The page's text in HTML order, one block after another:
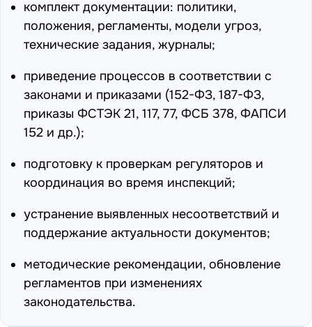
комплект документации: политики,
положения, регламенты, модели угроз,
технические задания, журналы;
приведение процессов в соответствии с
законами и приказами (152-ФЗ, 187-ФЗ,
приказы ФСТЭК 21, 117, 77, ФСБ 378, ФАПСИ
152 и др.);
подготовку к проверкам регуляторов и
координация во время инспекций;
устранение выявленных несоответствий и
поддержание актуальности документов;
методические рекомендации, обновление
регламентов при изменениях
законодательства.